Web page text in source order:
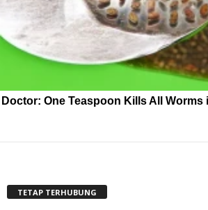
Doctor: One Teaspoon Kills All Worms
TETAP TERHUBUNG